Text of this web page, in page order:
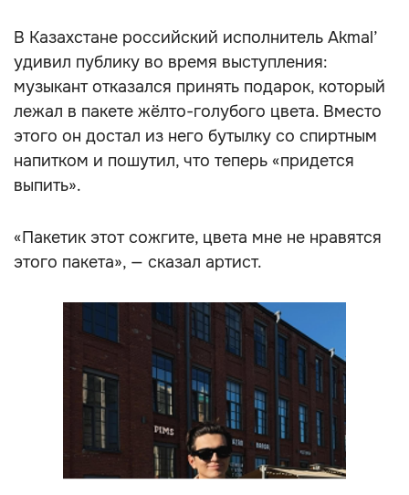
В Казахстане российский исполнитель Akmal’
удивил публику во время выступления:
музыкант отказался принять подарок, который
лежал в пакете жёлто-голубого цвета. Вместо
этого он достал из него бутылку со спиртным
напитком и пошутил, что теперь «придется
выпить».
«Пакетик этот сожгите, цвета мне не нравятся
этого пакета», — сказал артист.